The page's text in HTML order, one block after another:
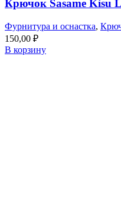
Крючок Sasame Kisu
Фурнитура и оснастка,
150,00 ₽
В корзину